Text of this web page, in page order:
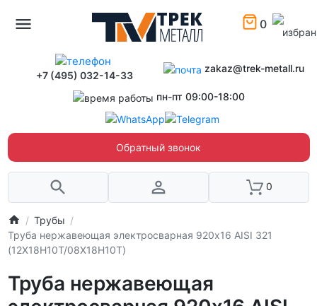
0
+7 (495) 032-14-33
zakaz@trek-metall.ru
пн-пт 09:00-18:00
Обратный звонок
0
Трубы
Труба нержавеющая электросварная 920х16 AISI 321
(12Х18Н10Т/08Х18Н10Т)
Труба нержавеющая